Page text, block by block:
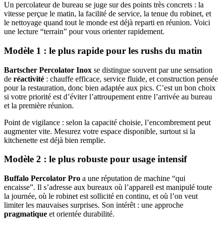
Un percolateur de bureau se juge sur des points très concrets : la
vitesse perçue le matin, la facilité de service, la tenue du robinet, et
le nettoyage quand tout le monde est déjà reparti en réunion. Voici
une lecture “terrain” pour vous orienter rapidement.
Modèle 1 : le plus rapide pour les rushs du matin
Bartscher Percolator Inox se distingue souvent par une sensation
de réactivité : chauffe efficace, service fluide, et construction pensée
pour la restauration, donc bien adaptée aux pics. C’est un bon choix
si votre priorité est d’éviter l’attroupement entre l’arrivée au bureau
et la première réunion.
Point de vigilance : selon la capacité choisie, l’encombrement peut
augmenter vite. Mesurez votre espace disponible, surtout si la
kitchenette est déjà bien remplie.
Modèle 2 : le plus robuste pour usage intensif
Buffalo Percolator Pro a une réputation de machine “qui
encaisse”. Il s’adresse aux bureaux où l’appareil est manipulé toute
la journée, où le robinet est sollicité en continu, et où l’on veut
limiter les mauvaises surprises. Son intérêt : une approche
pragmatique et orientée durabilité.